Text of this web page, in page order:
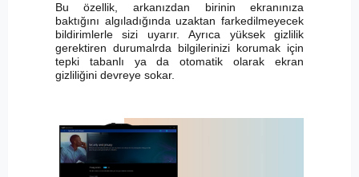
Bu özellik, arkanızdan birinin ekranınıza
baktığını algıladığında uzaktan farkedilmeyecek
bildirimlerle sizi uyarır. Ayrıca yüksek gizlilik
gerektiren durumalrda bilgilerinizi korumak için
tepki tabanlı ya da otomatik olarak ekran
gizliliğini devreye sokar.